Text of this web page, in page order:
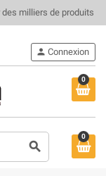
milliers de produits
0
search
person Connexion
0